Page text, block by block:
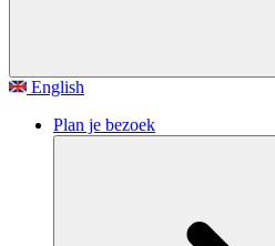
English
Plan je bezoek